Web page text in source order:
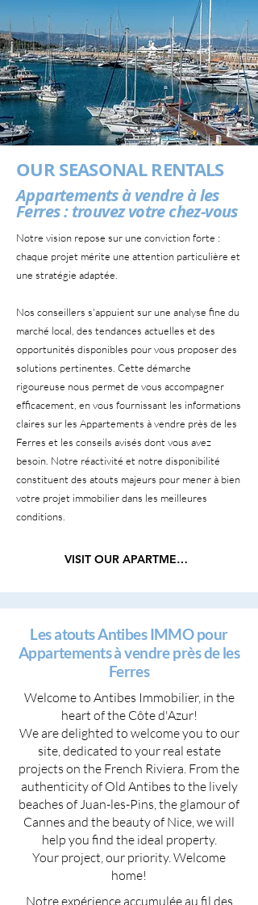
OUR SEASONAL RENTALS
Appartements à vendre à les
Ferres : trouvez votre chez-vous
Notre vision repose sur une conviction forte :
chaque projet mérite une attention particulière et
une stratégie adaptée.
Nos conseillers s'appuient sur une analyse fine du
marché local, des tendances actuelles et des
opportunités disponibles pour vous proposer des
solutions pertinentes. Cette démarche
rigoureuse nous permet de vous accompagner
efficacement, en vous fournissant les informations
claires sur les Appartements à vendre près de les
Ferres et les conseils avisés dont vous avez
besoin. Notre réactivité et notre disponibilité
constituent des atouts majeurs pour mener à bien
votre projet immobilier dans les meilleures
conditions.
VISIT OUR APARTMENTS
Les atouts Antibes IMMO pour
Appartements à vendre près de les
Ferres
Welcome to Antibes Immobilier, in the
heart of the Côte d'Azur!
We are delighted to welcome you to our
site, dedicated to your real estate
projects on the French Riviera. From the
authenticity of Old Antibes to the lively
beaches of Juan-les-Pins, the glamour of
Cannes and the beauty of Nice, we will
help you find the ideal property.
Your project, our priority. Welcome
home!
Notre expérience accumulée au fil des